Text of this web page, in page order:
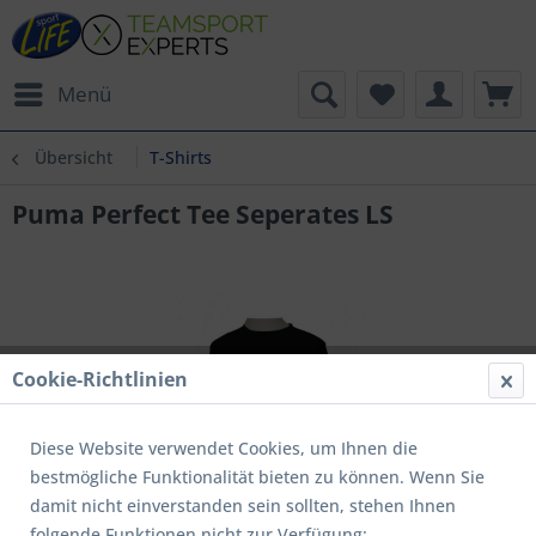
Menü
Übersicht T-Shirts
Puma Perfect Tee Seperates LS
Cookie-Richtlinien
Diese Website verwendet Cookies, um Ihnen die
bestmögliche Funktionalität bieten zu können. Wenn Sie
damit nicht einverstanden sein sollten, stehen Ihnen